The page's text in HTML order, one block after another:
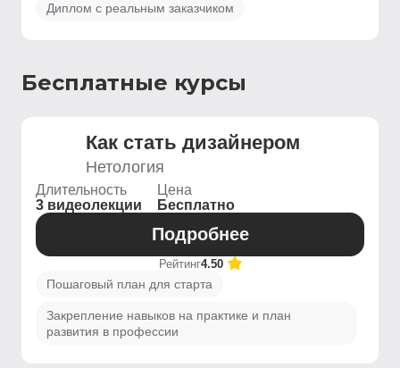
Диплом с реальным заказчиком
Бесплатные курсы
Как стать дизайнером
Нетология
Длительность
3 видеолекции
Цена
Бесплатно
Подробнее
Рейтинг4.50
Пошаговый план для старта
Закрепление навыков на практике и план
развития в профессии